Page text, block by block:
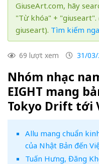
GiuseArt.com, hãy
"Từ khóa" + "giuseart".
giuseart). Tìm kiếm
69 lượt xem 31/
Nhóm nhạc
EIGHT mang
Tokyo Drift tới
Allu mang chuẩn
của Nhật Bản đến
Tuấn Hưng, Đăng